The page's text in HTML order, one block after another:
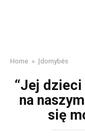
Home » Įdomybės
“Jej
na
się